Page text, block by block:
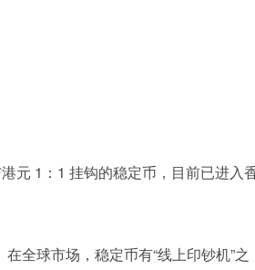
元 1：1 挂钩的稳定币，目前已进入
全球市场，稳定币有“线上印钞机”之